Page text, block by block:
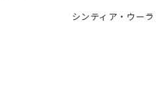
シンティア・ウー